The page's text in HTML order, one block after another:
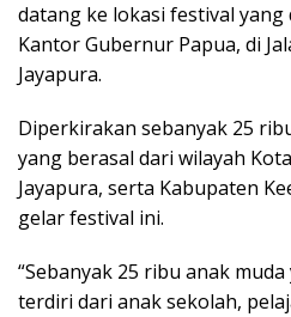
datang ke lokasi festival
Kantor Gubernur Papua, di
Jayapura.
Diperkirakan sebanyak 25
yang berasal dari wilayah
Jayapura, serta Kabupaten
gelar festival ini.
“Sebanyak 25 ribu anak
terdiri dari anak sekolah,